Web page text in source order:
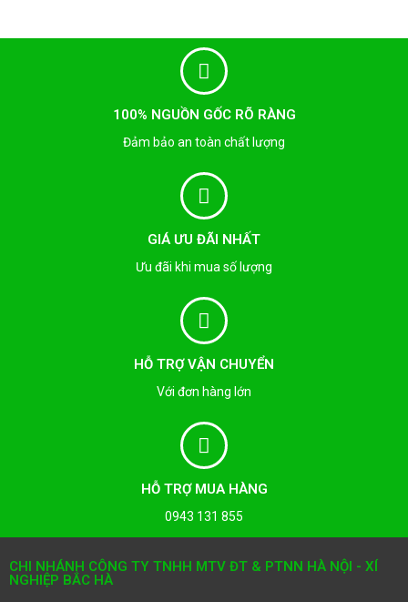
100% NGUỒN GỐC RÕ RÀNG
Đảm bảo an toàn chất lượng
GIÁ ƯU ĐÃI NHẤT
Ưu đãi khi mua số lượng
HỖ TRỢ VẬN CHUYỂN
Với đơn hàng lớn
HỖ TRỢ MUA HÀNG
0943 131 855
CHI NHÁNH CÔNG TY TNHH MTV ĐT & PTNN HÀ NỘI - XÍ
NGHIỆP BẮC HÀ